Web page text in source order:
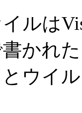
ルは
かれ
ウイ